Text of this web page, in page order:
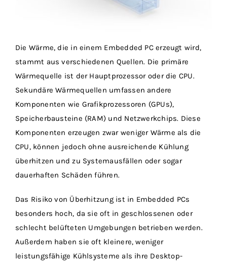
Die Wärme, die in einem Embedded PC erzeugt wird,
stammt aus verschiedenen Quellen. Die primäre
Wärmequelle ist der Hauptprozessor oder die CPU.
Sekundäre Wärmequellen umfassen andere
Komponenten wie Grafikprozessoren (GPUs),
Speicherbausteine (RAM) und Netzwerkchips. Diese
Komponenten erzeugen zwar weniger Wärme als die
CPU, können jedoch ohne ausreichende Kühlung
überhitzen und zu Systemausfällen oder sogar
dauerhaften Schäden führen.
Das Risiko von Überhitzung ist in Embedded PCs
besonders hoch, da sie oft in geschlossenen oder
schlecht belüfteten Umgebungen betrieben werden.
Außerdem haben sie oft kleinere, weniger
leistungsfähige Kühlsysteme als ihre Desktop-